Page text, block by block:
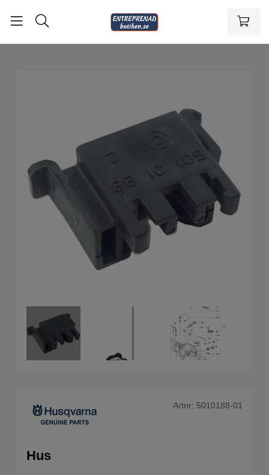
Artnr: 5010188-01
Hus